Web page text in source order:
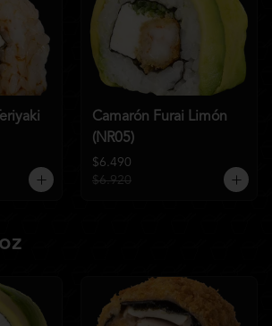
Camarón Furai Limón
(NR05)
$6.490
$6.920